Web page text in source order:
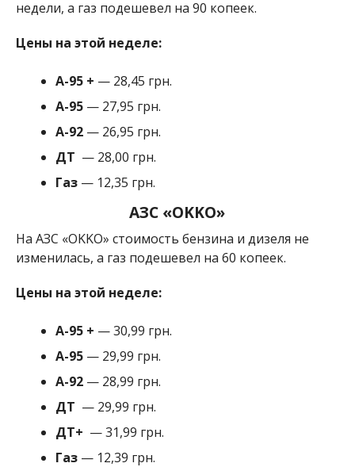
недели, а газ подешевел на 90 копеек.
Цены на этой неделе:
А-95 + — 28,45 грн.
A-95— 27,95 грн.
A-92— 26,95 грн.
ДТ — 28,00 грн.
Газ— 12,35 грн.
АЗС «OKKO»
На АЗС «OKKO» стоимость бензина и дизеля не
изменилась, а газ подешевел на 60 копеек.
Цены на этой неделе:
А-95 + — 30,99 грн.
A-95— 29,99 грн.
A-92— 28,99 грн.
ДТ — 29,99 грн.
ДТ+ — 31,99 грн.
Газ— 12,39 грн.